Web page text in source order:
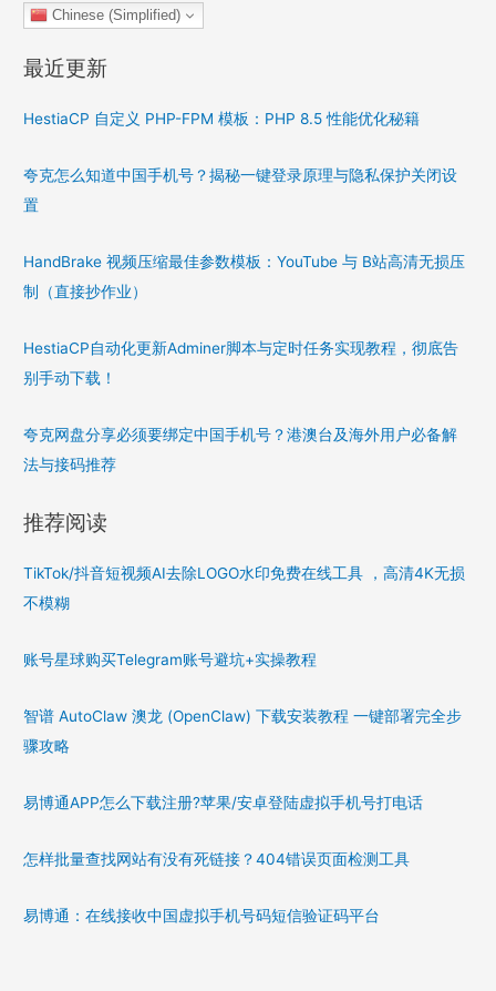
Chinese (Simplified)
最近更新
HestiaCP 自定义 PHP-FPM 模板：PHP 8.5 性能优化秘籍
夸克怎么知道中国手机号？揭秘一键登录原理与隐私保护关闭设
置
HandBrake 视频压缩最佳参数模板：YouTube 与 B站高清无损压
制（直接抄作业）
HestiaCP自动化更新Adminer脚本与定时任务实现教程，彻底告
别手动下载！
夸克网盘分享必须要绑定中国手机号？港澳台及海外用户必备解
法与接码推荐
推荐阅读
TikTok/抖音短视频AI去除LOGO水印免费在线工具 ，高清4K无损
不模糊
账号星球购买Telegram账号避坑+实操教程
智谱 AutoClaw 澳龙 (OpenClaw) 下载安装教程 一键部署完全步
骤攻略
易博通APP怎么下载注册?苹果/安卓登陆虚拟手机号打电话
怎样批量查找网站有没有死链接？404错误页面检测工具
易博通：在线接收中国虚拟手机号码短信验证码平台